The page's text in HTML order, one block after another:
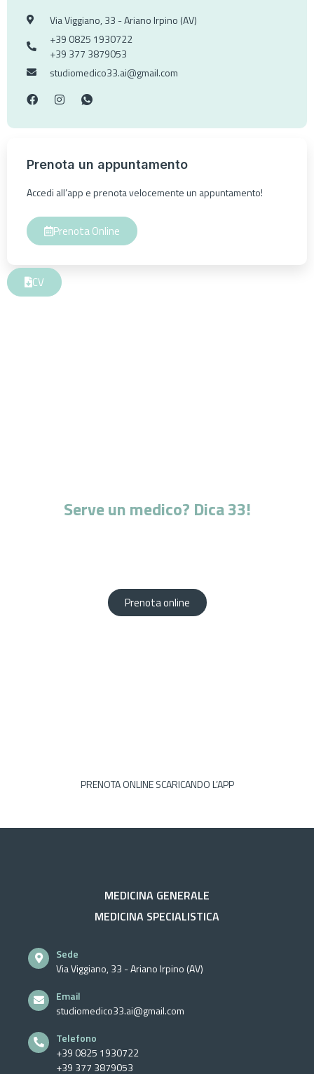
Via Viggiano, 33 - Ariano Irpino (AV)
+39 0825 1930722
+39 377 3879053
studiomedico33.ai@gmail.com
Prenota un appuntamento
Accedi all’app e prenota velocemente un appuntamento!
Prenota Online
CV
Serve un medico? Dica 33!
Prenota online
PRENOTA ONLINE SCARICANDO L’APP
MEDICINA GENERALE
MEDICINA SPECIALISTICA
Sede
Via Viggiano, 33 - Ariano Irpino (AV)
Email
studiomedico33.ai@gmail.com
Telefono
+39 0825 1930722
+39 377 3879053